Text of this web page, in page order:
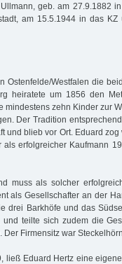
geb. am 27.9.1882
am 15.5.1944 in das KZ
Ostenfelde/Westfalen die
heiratete um 1856 den
mindestens zehn Kinder zur
Der Tradition
und blieb vor Ort. Eduard
erfolgreicher Kaufmann
muss als solcher
als Gesellschafter an der
drei Barkhöfe und das
und teilte sich zudem die
Firmensitz war
ließ Eduard Hertz eine